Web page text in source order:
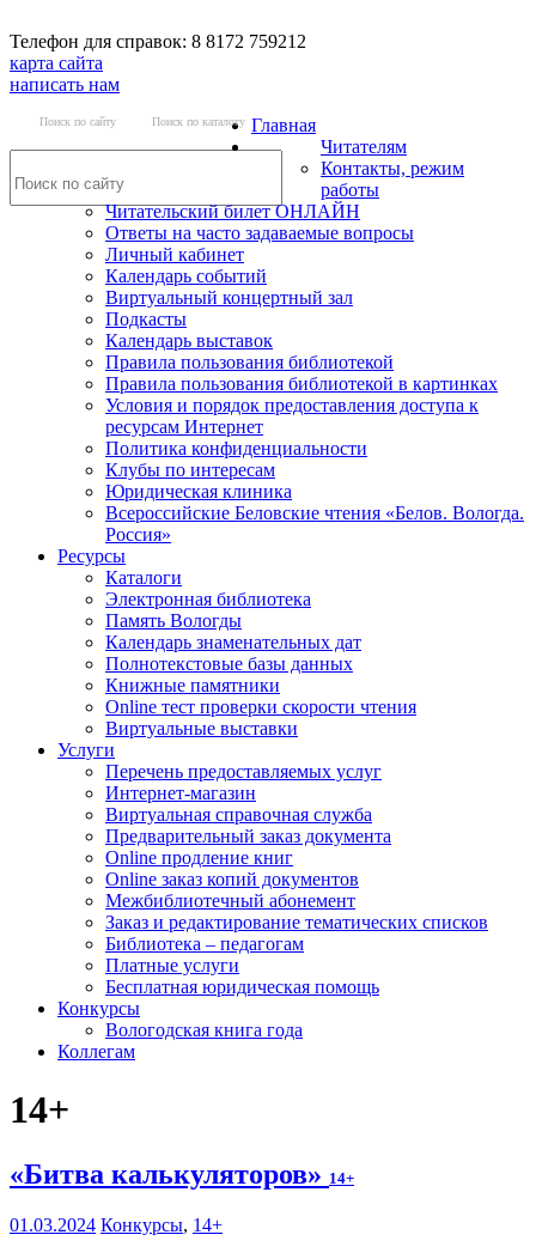
Телефон для справок: 8 8172 759212
карта сайта
написать нам
Поиск по сайту Поиск по каталогу Главная
Читателям
Контакты, режим
работы
Читательский билет ОНЛАЙН
Ответы на часто задаваемые вопросы
Личный кабинет
Календарь событий
Виртуальный концертный зал
Подкасты
Календарь выставок
Правила пользования библиотекой
Правила пользования библиотекой в картинках
Условия и порядок предоставления доступа к
ресурсам Интернет
Политика конфиденциальности
Клубы по интересам
Юридическая клиника
Всероссийские Беловские чтения «Белов. Вологда.
Россия»
Ресурсы
Каталоги
Электронная библиотека
Память Вологды
Календарь знаменательных дат
Полнотекстовые базы данных
Книжные памятники
Online тест проверки скорости чтения
Виртуальные выставки
Услуги
Перечень предоставляемых услуг
Интернет-магазин
Виртуальная справочная служба
Предварительный заказ документа
Online продление книг
Online заказ копий документов
Межбиблиотечный абонемент
Заказ и редактирование тематических списков
Библиотека – педагогам
Платные услуги
Бесплатная юридическая помощь
Конкурсы
Вологодская книга года
Коллегам
14+
«Битва калькуляторов» 14+
01.03.2024 Конкурсы, 14+